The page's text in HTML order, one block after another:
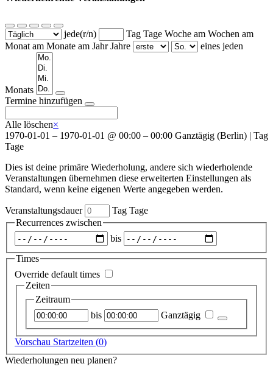
jede(r/n) Tag Tage Woche am Wochen am
Monat am Monate am Jahr Jahre eines jeden
Monats
Wochentage
Termine hinzufügen
Alle löschen×
1970-01-01 – 1970-01-01 @ 00:00 – 00:00 Ganztägig (Berlin) | Tag
Tage
Dies ist deine primäre Wiederholung, andere sich wiederholende
Veranstaltungen übernehmen diese erweiterten Einstellungen als
Standard, wenn keine eigenen Werte angegeben werden.
Veranstaltungsdauer Tag Tage
Recurrences zwischen
Zeitraum
auswählen
bis
Times
Override default times
Zeiten
Zeitraum
Startzeitpunkt bis Endzeitpunkt Ganztägig
Vorschau Startzeiten (0)
Wiederholungen neu planen?